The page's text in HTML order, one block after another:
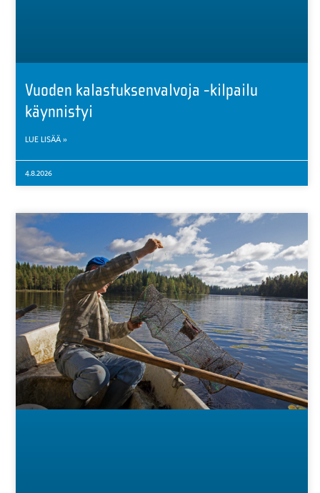
Vuoden kalastuksenvalvoja -kilpailu
käynnistyi
LUE LISÄÄ »
4.8.2026